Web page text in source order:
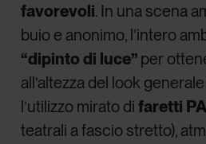
favorevoli. In una scena
buio e anonimo, l’intero
“dipinto di luce” per
all’altezza del look
l’utilizzo mirato difaretti
teatrali a fascio stretto),